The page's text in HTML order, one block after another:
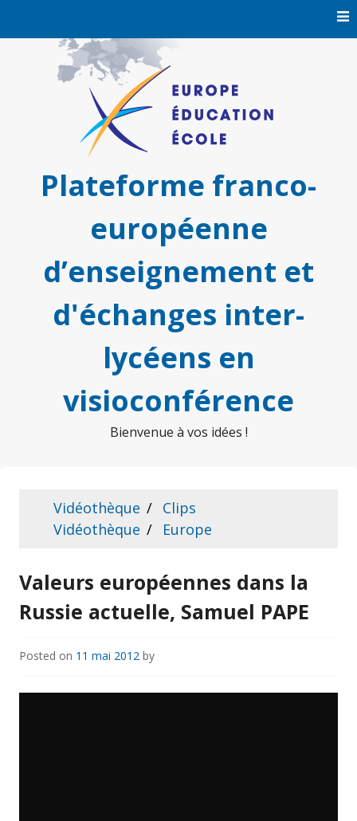
Plateforme franco-
européenne
d’enseignement et
d'échanges inter-
lycéens en
visioconférence
Bienvenue à vos idées !
Vidéothèque
Clips
Vidéothèque
Europe
Valeurs européennes dans la
Russie actuelle, Samuel PAPE
Posted on 11 mai 2012 by